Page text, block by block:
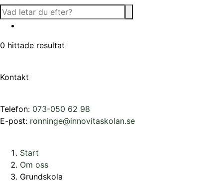
0 hittade resultat
Kontakt
Telefon: 073-050 62 98
E-post: ronninge@innovitaskolan.se
Start
Om oss
Grundskola